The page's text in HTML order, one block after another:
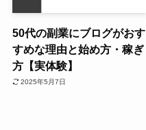
50代の副業にブログがおす
すめな理由と始め方・稼ぎ
方【実体験】
2025年5月7日